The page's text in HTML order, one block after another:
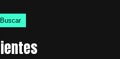
Buscar